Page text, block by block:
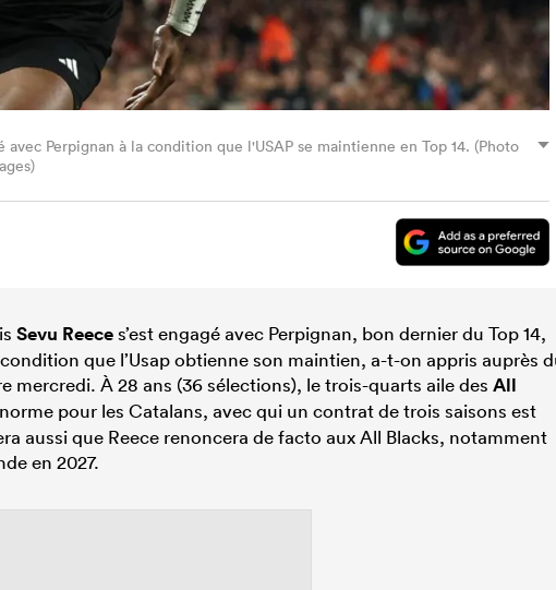
avec Perpignan à la condition que l'USAP se maintienne en Top 14. (Photo
Sevu Reeces’est engagé avec Perpignan, bon dernier du Top 14,
que l’Usap obtienne son maintien, a-t-on appris auprès
mercredi. À 28 ans (36 sélections), le trois-quarts aile des All
pour les Catalans, avec qui un contrat de trois saisons est
aussi que Reece renoncera de facto aux All Blacks, notamment
en 2027.